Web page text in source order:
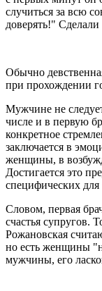
случиться за всю
доверять!" Сделали
Обычно
при прохождении
Мужчине не
числе и в первую
конкретное
заключается в
женщины, в
Достигается это
специфических
Словом, первая
счастья супругов.
Рожановская
но есть женщины
мужчины, его